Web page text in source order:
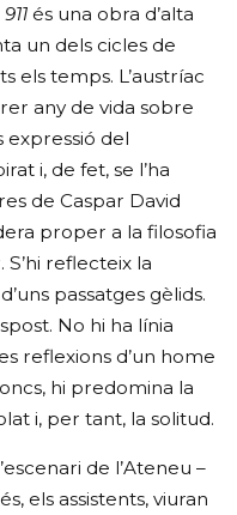
és una obra d’alta
un dels cicles de
els temps. L’austríac
any de vida sobre
del
i, de fet, se l’ha
de Caspar David
proper a la filosofia
reflecteix la
passatges gèlids.
No hi ha línia
reflexions d’un home
hi predomina la
i, per tant, la solitud.
de l’Ateneu –
els assistents, viuran